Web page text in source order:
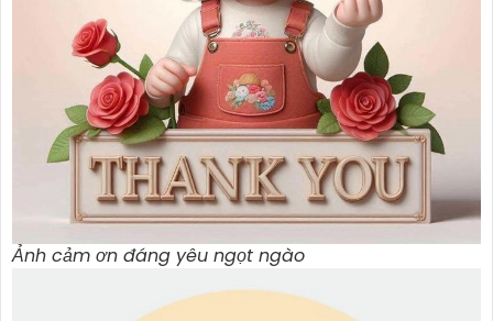
Ảnh cảm ơn đáng yêu ngọt ngào